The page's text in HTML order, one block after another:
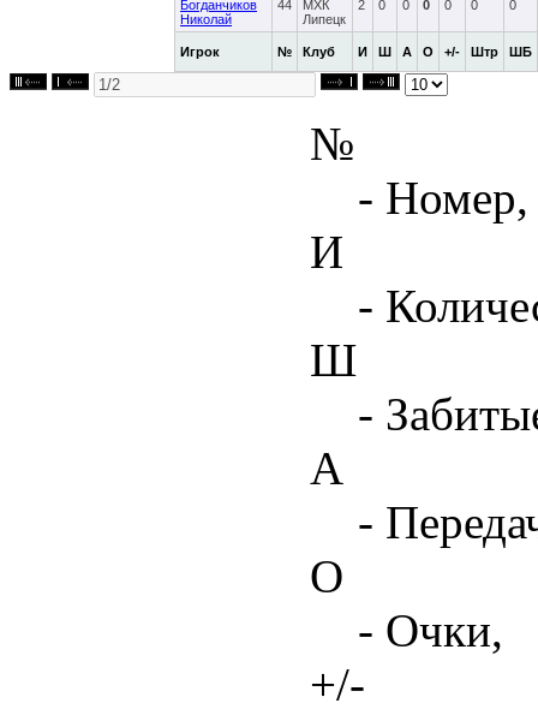
Игрок № Клуб И Ш А О +/- Штр ШБ
Богданчиков
Николай
44
МХК
Липецк
2 0 0 0 0 0 0
№
- Номер,
И
-
Ш
-
А
-
О
- Очки,
+/-